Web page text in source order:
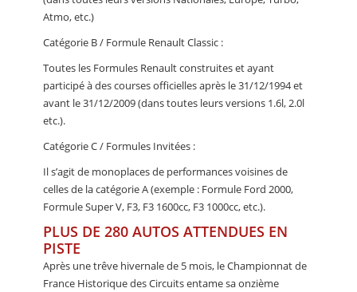
Atmo, etc.)
Catégorie B / Formule Renault Classic :
Toutes les Formules Renault construites et ayant
participé à des courses officielles après le 31/12/1994 et
avant le 31/12/2009 (dans toutes leurs versions 1.6l, 2.0l
etc.).
Catégorie C / Formules Invitées :
Il s’agit de monoplaces de performances voisines de
celles de la catégorie A (exemple : Formule Ford 2000,
Formule Super V, F3, F3 1600cc, F3 1000cc, etc.).
PLUS DE 280 AUTOS ATTENDUES EN
PISTE
Après une trêve hivernale de 5 mois, le Championnat de
France Historique des Circuits entame sa onzième